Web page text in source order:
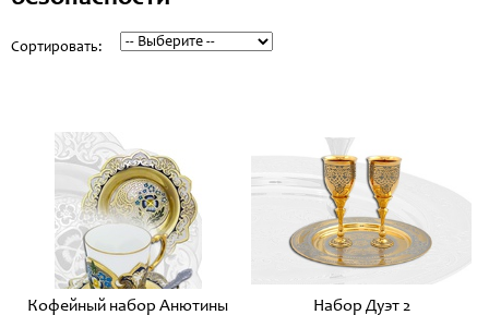
Сортировать:
Кофейный набор Анютины
Набор Дуэт 2